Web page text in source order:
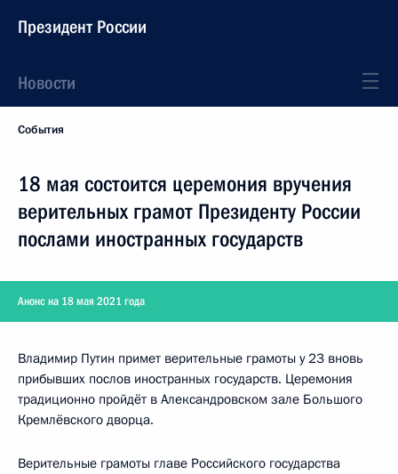
Президент России
Новости
События
18 мая состоится церемония вручения
верительных грамот Президенту России
послами иностранных государств
Анонс на 18 мая 2021 года
Владимир Путин примет верительные грамоты у 23 вновь
прибывших послов иностранных государств. Церемония
традиционно пройдёт в Александровском зале Большого
Кремлёвского дворца.
Верительные грамоты главе Российского государства